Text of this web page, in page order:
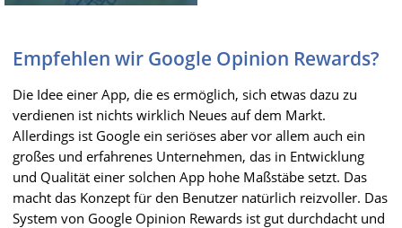
Empfehlen wir Google Opinion Rewards?
Die Idee einer App, die es ermöglich, sich etwas dazu zu
verdienen ist nichts wirklich Neues auf dem Markt.
Allerdings ist Google ein seriöses aber vor allem auch ein
großes und erfahrenes Unternehmen, das in Entwicklung
und Qualität einer solchen App hohe Maßstäbe setzt. Das
macht das Konzept für den Benutzer natürlich reizvoller. Das
System von Google Opinion Rewards ist gut durchdacht und